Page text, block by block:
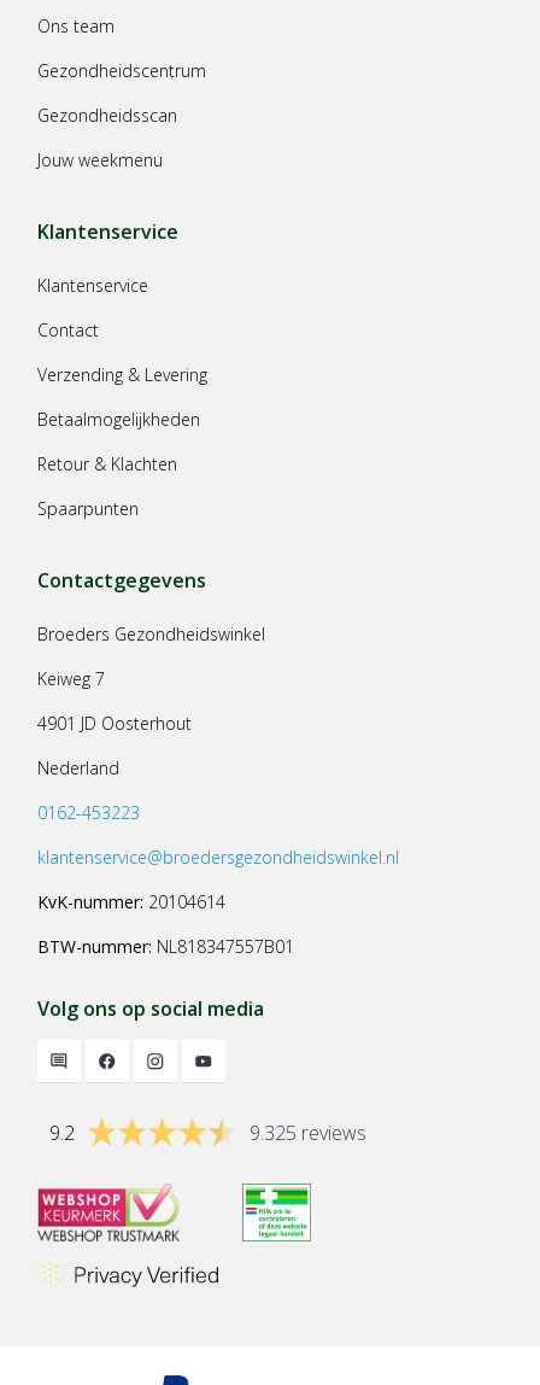
Ons team
Gezondheidscentrum
Gezondheidsscan
Jouw weekmenu
Klantenservice
Klantenservice
Contact
Verzending & Levering
Betaalmogelijkheden
Retour & Klachten
Spaarpunten
Contactgegevens
Broeders Gezondheidswinkel
Keiweg 7
4901 JD Oosterhout
Nederland
0162-453223
klantenservice@broedersgezondheidswinkel.nl
KvK-nummer: 20104614
BTW-nummer: NL818347557B01
Volg ons op social media
9.2 9.325 reviews